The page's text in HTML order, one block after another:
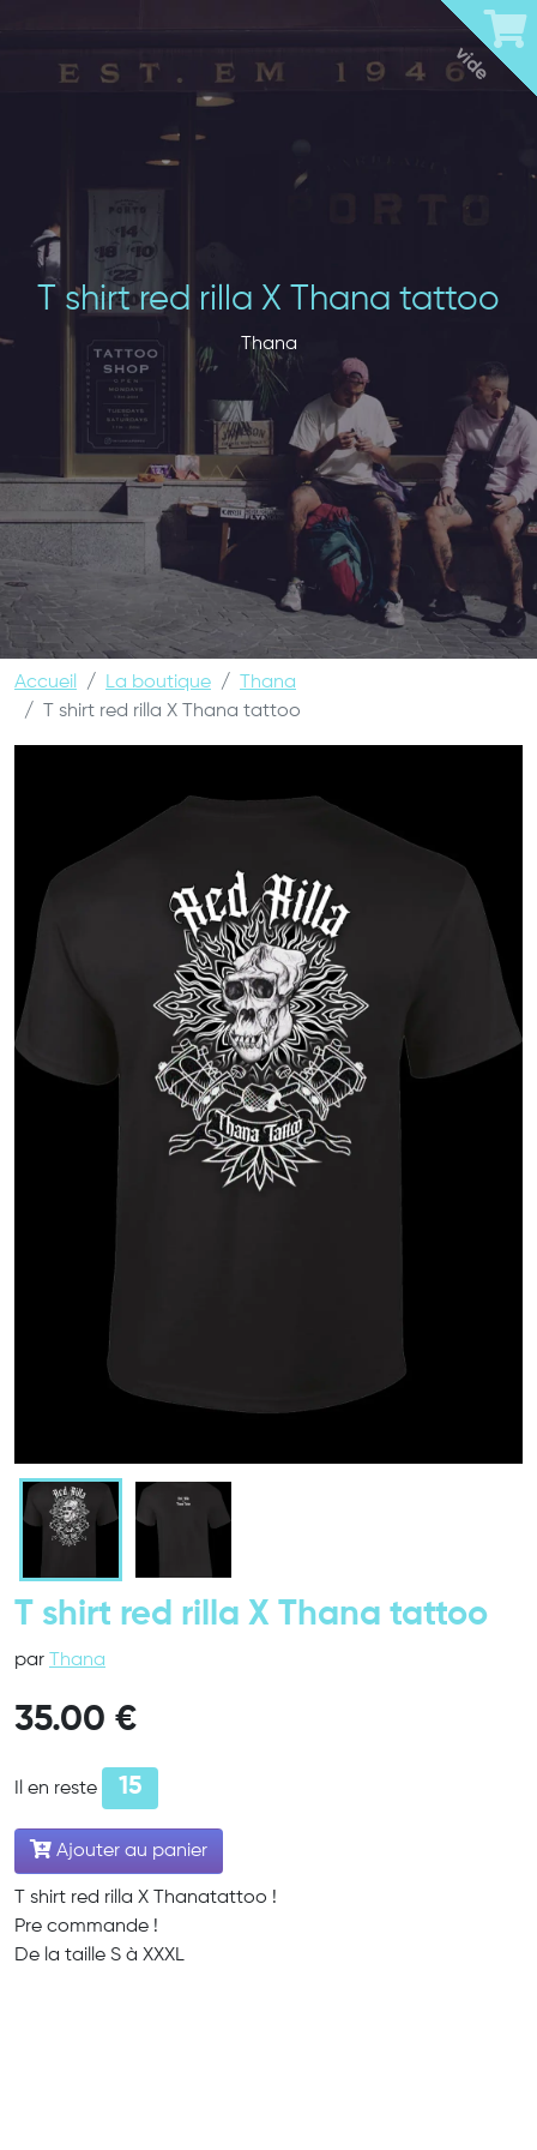
T shirt red rilla X Thana tattoo
Thana
Accueil La boutique
Thana
T shirt red rilla X Thana tattoo
T shirt red rilla X Thana tattoo
par Thana
35.00 €
Il en reste 15
Ajouter au panier
T shirt red rilla X Thanatattoo !
Pre commande !
De la taille S à XXXL
vide